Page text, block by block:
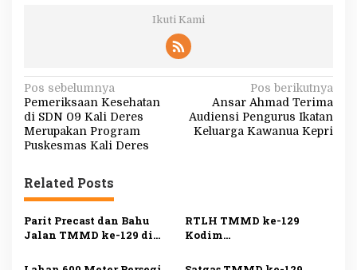
Ikuti Kami
N
a
v
i
g
a
s
i
Pos sebelumnya
Pemeriksaan Kesehatan
di SDN 09 Kali Deres
Merupakan Program
Puskesmas Kali Deres
Pos berikutnya
Ansar Ahmad Terima
Audiensi Pengurus Ikatan
Keluarga Kawanua Kepri
Related Posts
Parit Precast dan Bahu
Jalan TMMD ke-129 di
Persen
RTLH TMMD ke-129
Kodim
Rampung 100 Persen,